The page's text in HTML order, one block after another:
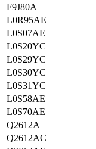
F9J80A
L0R95AE
L0S07AE
L0S20YC
L0S29YC
L0S30YC
L0S31YC
L0S58AE
L0S70AE
Q2612A
Q2612AC